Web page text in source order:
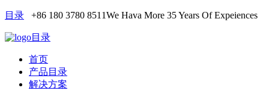
目录 +86 180 3780 8511We Hava More 35 Years Of Expeiences
目录
首页
产品目录
解决方案